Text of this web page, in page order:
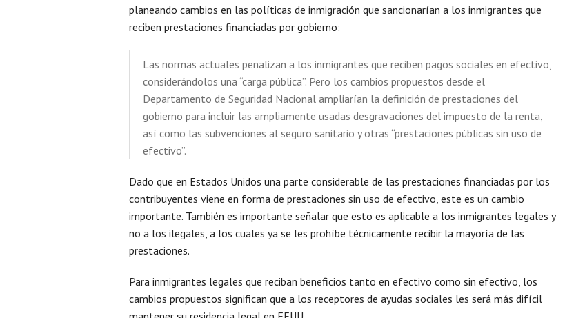
planeando cambios en las políticas de inmigración que sancionarían a los inmigrantes que
reciben prestaciones financiadas por gobierno:
Las normas actuales penalizan a los inmigrantes que reciben pagos sociales en efectivo,
considerándolos una “carga pública”. Pero los cambios propuestos desde el
Departamento de Seguridad Nacional ampliarían la definición de prestaciones del
gobierno para incluir las ampliamente usadas desgravaciones del impuesto de la renta,
así como las subvenciones al seguro sanitario y otras “prestaciones públicas sin uso de
efectivo”.
Dado que en Estados Unidos una parte considerable de las prestaciones financiadas por los
contribuyentes viene en forma de prestaciones sin uso de efectivo, este es un cambio
importante. También es importante señalar que esto es aplicable a los inmigrantes legales y
no a los ilegales, a los cuales ya se les prohíbe técnicamente recibir la mayoría de las
prestaciones.
Para inmigrantes legales que reciban beneficios tanto en efectivo como sin efectivo, los
cambios propuestos significan que a los receptores de ayudas sociales les será más difícil